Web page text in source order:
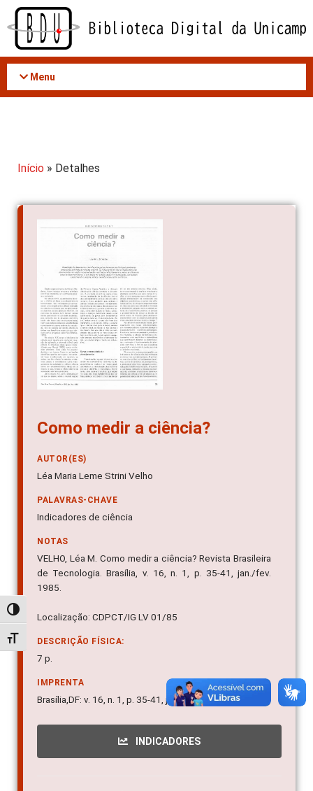
Acessar
conteúdo
Alternar alto contraste
Alternar tamanho da fonte
Menu
Início » Detalhes
Como medir a ciência?
AUTOR(ES)
Léa Maria Leme Strini Velho
PALAVRAS-CHAVE
Indicadores de ciência
NOTAS
VELHO, Léa M. Como medir a ciência? Revista Brasileira
de Tecnologia. Brasília, v. 16, n. 1, p. 35-41, jan./fev.
1985.
Localização: CDPCT/IG LV 01/85
DESCRIÇÃO FÍSICA:
7 p.
IMPRENTA
Brasília,DF: v. 16, n. 1, p. 35-41, jan./fev. 1985.
INDICADORES